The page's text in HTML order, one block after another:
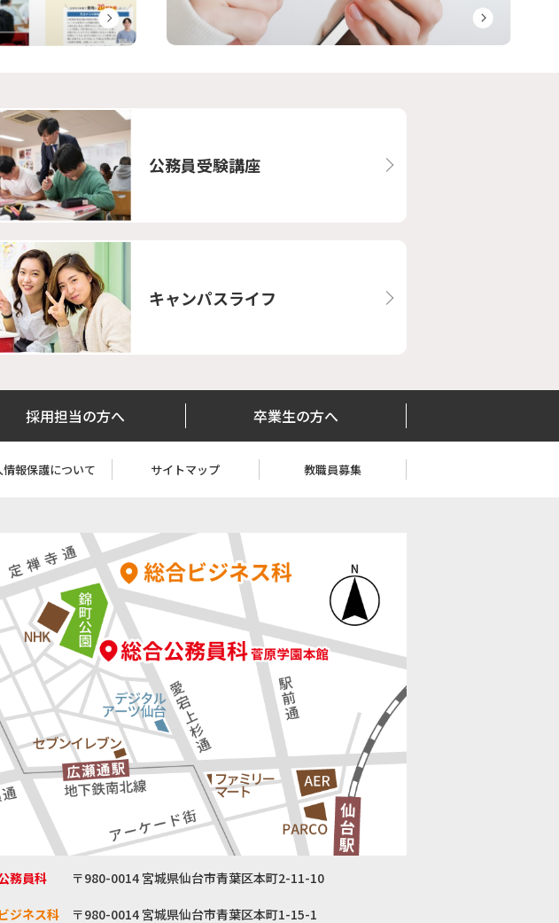
公務員受験講座
キャンパスライフ
採用担当の方へ 卒業生の方へ
情報保護について サイトマップ 教職員募集
務員科 〒980-0014 宮城県仙台市青葉区本町2-11-10
ジネス科 〒980-0014 宮城県仙台市青葉区本町1-15-1